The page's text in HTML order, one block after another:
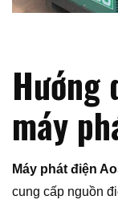
Hướng
máy
Máy phát điện
cung cấp nguồn